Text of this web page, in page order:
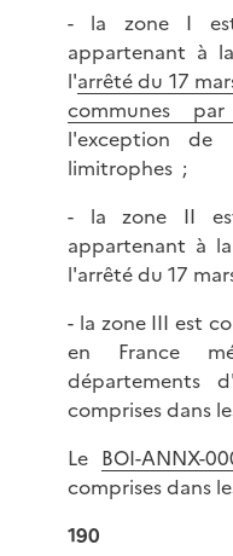
- la zone I est
appartenant à
l'arrêté du 17
communes
l'exception de
limitrophes ;
- la zone II est
appartenant à
l'arrêté du 17
- la zone III est
en France
départements
comprises dans
Le BOI-ANNX-
comprises dans
190